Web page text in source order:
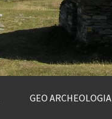
GEO ARCHEOLOGIA